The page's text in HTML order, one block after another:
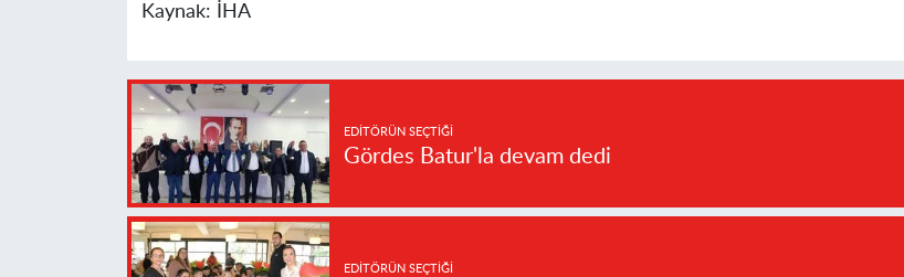
Kaynak: İHA
EDITÖRÜN SEÇTIĞI
Gördes Batur'la devam dedi
EDITÖRÜN SEÇTIĞI